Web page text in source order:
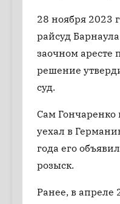
28 ноября 2023
райсуд
заочном аресте
решение
суд.
Сам Гончаренко
уехал в
года его
розыск.
Ранее, в апреле